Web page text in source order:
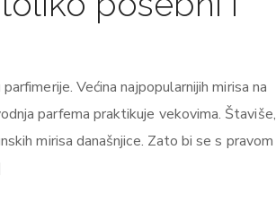
Većina najpopularnijih mirisa na
parfema praktikuje vekovima. Štaviše,
mirisa današnjice. Zato bi se s pravom